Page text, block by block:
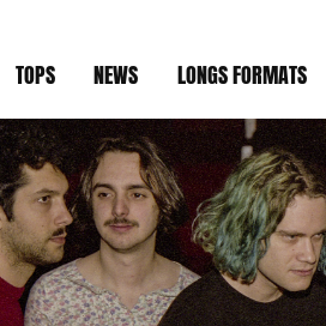
TOPS NEWS LONGS FORMATS